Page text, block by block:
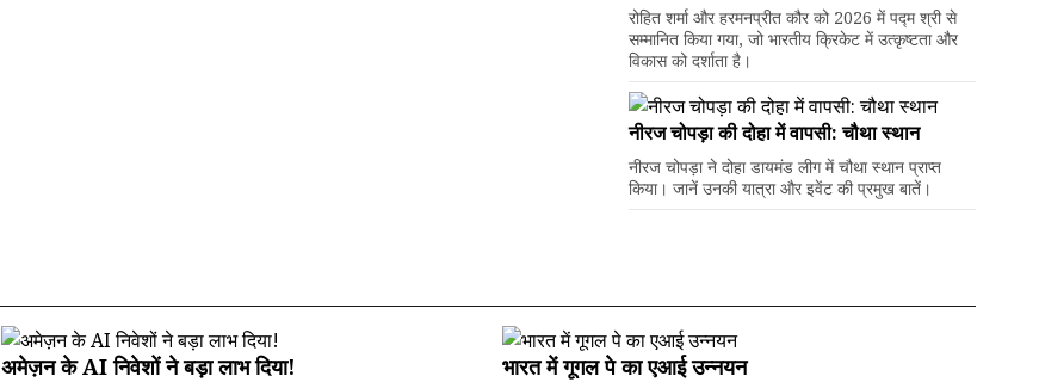
रोहित शर्मा और हरमनप्रीत कौर को 2026 में पद्म श्री से
सम्मानित किया गया, जो भारतीय क्रिकेट में उत्कृष्टता और
विकास को दर्शाता है।
नीरज चोपड़ा की दोहा में वापसी: चौथा स्थान
नीरज चोपड़ा ने दोहा डायमंड लीग में चौथा स्थान प्राप्त
किया। जानें उनकी यात्रा और इवेंट की प्रमुख बातें।
अमेज़न के AI निवेशों ने बड़ा लाभ दिया! भारत में गूगल पे का एआई उन्नयन